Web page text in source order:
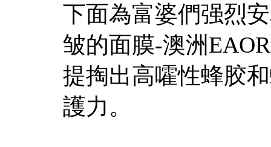
下面為富婆們强烈
皱的面膜-澳洲
提掏出高嚯性蜂胶
護力。